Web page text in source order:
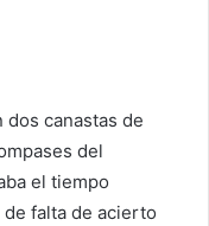
dos canastas de
del
el tiempo
falta de acierto